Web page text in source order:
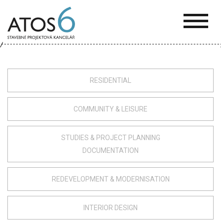
6
RESIDENTIAL
COMMUNITY & LEISURE
STUDIES & PROJECT PLANNING
DOCUMENTATION
REDEVELOPMENT & MODERNISATION
INTERIOR DESIGN